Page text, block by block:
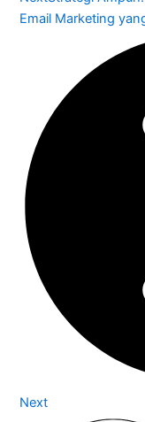
Email Marketing
Next